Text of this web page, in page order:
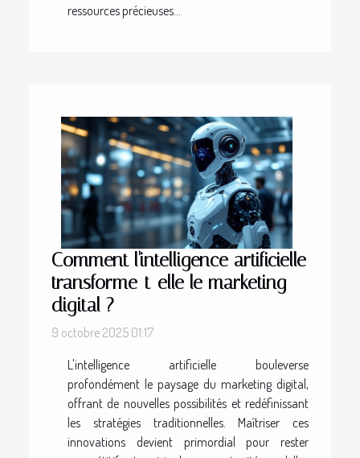
ressources précieuses...
Comment l'intelligence artificielle
transforme-t-elle le marketing
digital ?
9 octobre 2025 01:17
L'intelligence artificielle bouleverse
profondément le paysage du marketing digital,
offrant de nouvelles possibilités et redéfinissant
les stratégies traditionnelles. Maîtriser ces
innovations devient primordial pour rester